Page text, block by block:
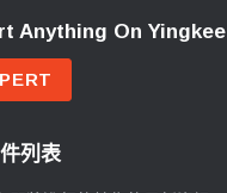
Anything On Yingkee
列表